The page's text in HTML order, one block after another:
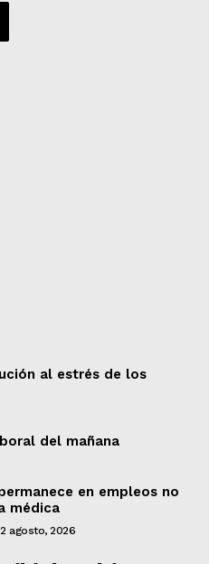
al estrés de los
del mañana
en empleos no
médica
2 agosto, 2026